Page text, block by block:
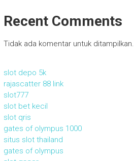
Recent Comments
Tidak ada komentar untuk ditampilkan.
slot depo 5k
rajascatter 88 link
slot777
slot bet kecil
slot qris
gates of olympus 1000
situs slot thailand
gates of olympus